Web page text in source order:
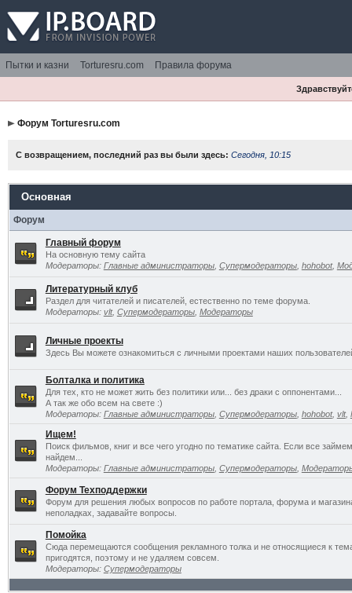
Пытки и казни Torturesru.com Правила форума
Форум Torturesru.com
С возвращением, последний раз вы были здесь: Сегодня, 10:15
Основная
Форум
Главный форум
На основную тему сайта
Модераторы: Главные администраторы, Супермодераторы, hohobot,
Литературный клуб
Раздел для читателей и писателей, естественно по теме форума.
Модераторы: vlt, Супермодераторы, Модераторы
Личные проекты
Здесь Вы можете ознакомиться с личными проектами наших
Болталка и политика
Для тех, кто не может жить без политики или... без драки с оппонентами...
А так же обо всем на свете :)
Модераторы: Главные администраторы, Супермодераторы, hohobot, vlt,
Ищем!
Поиск фильмов, книг и все чего угодно по тематике сайта. Если все
найдем...
Модераторы: Главные администраторы, Супермодераторы,
Форум Техподдержки
Форум для решения любых вопросов по работе портала, форума и
неполадках, задавайте вопросы.
Помойка
Сюда перемещаются сообщения рекламного толка и не относящиеся к
пригодятся, поэтому и не удаляем совсем.
Модераторы: Супермодераторы